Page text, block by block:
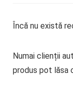
Încă nu există
Numai clienții
produs pot lăsa